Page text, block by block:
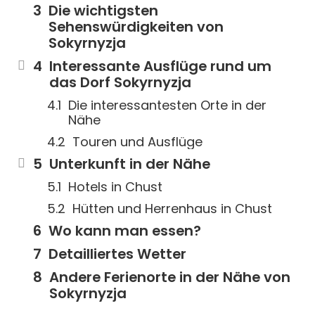
Die wichtigsten
Sehenswürdigkeiten von
Sokyrnyzja
Interessante Ausflüge rund um
das Dorf Sokyrnyzja
Die interessantesten Orte in der
Nähe
Touren und Ausflüge
Unterkunft in der Nähe
Hotels in Chust
Hütten und Herrenhaus in Chust
Wo kann man essen?
Detailliertes Wetter
Andere Ferienorte in der Nähe von
Sokyrnyzja